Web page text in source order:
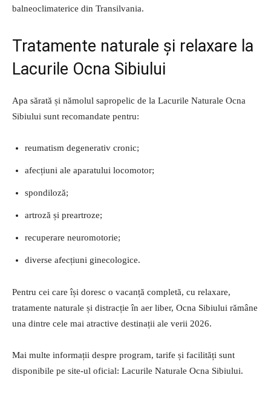
balneoclimaterice din Transilvania.
Tratamente naturale și relaxare la
Lacurile Ocna Sibiului
Apa sărată și nămolul sapropelic de la Lacurile Naturale Ocna
Sibiului sunt recomandate pentru:
reumatism degenerativ cronic;
afecțiuni ale aparatului locomotor;
spondiloză;
artroză și preartroze;
recuperare neuromotorie;
diverse afecțiuni ginecologice.
Pentru cei care își doresc o vacanță completă, cu relaxare,
tratamente naturale și distracție în aer liber, Ocna Sibiului rămâne
una dintre cele mai atractive destinații ale verii 2026.
Mai multe informații despre program, tarife și facilități sunt
disponibile pe site-ul oficial: Lacurile Naturale Ocna Sibiului.